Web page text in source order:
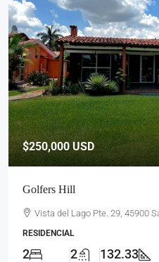
$250,000USD
Golfers Hill
Vista del Lago Pte. 29, 45900
RESIDENCIAL
2 2 132.33